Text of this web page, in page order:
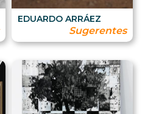
EDUARDO ARRÁEZ
Sugerentes